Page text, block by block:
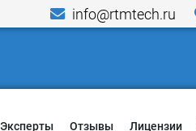
info@rtmtech.ru
Эксперты Отзывы Лицензии